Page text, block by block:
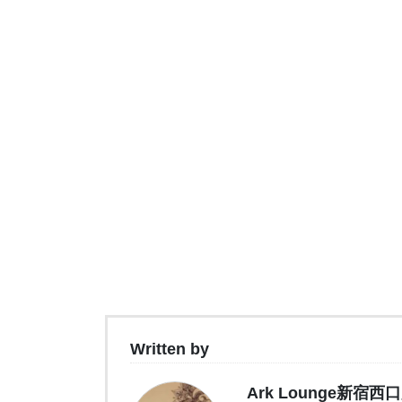
Written by
Ark Lounge新宿西